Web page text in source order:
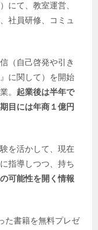
にて、教室運営、
社員研修、コミュ
（自己啓発や引き
に関して）を開始
。 起業後は半年で
目には年商１億円
を活かして、現在
指導しつつ、持ち
可能性を開く情報
た書籍を無料プレゼ